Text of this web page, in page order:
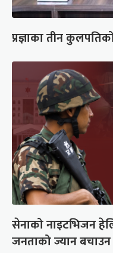
प्रज्ञाका तीन
सेनाको नाइटभिजन
जनताको ज्यान